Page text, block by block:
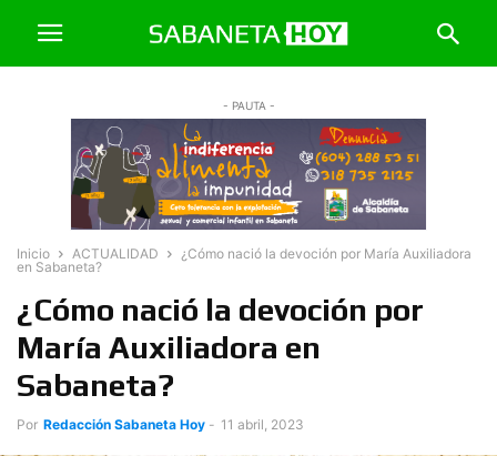
- PAUTA -
Inicio ACTUALIDAD
¿Cómo nació la devoción por María Auxiliadora
en Sabaneta?
¿Cómo nació la devoción por
María Auxiliadora en
Sabaneta?
Por Redacción Sabaneta Hoy - 11 abril, 2023